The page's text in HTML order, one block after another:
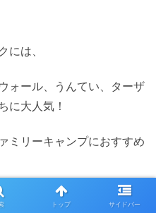
には、
ォール、うんてい、ターザ
に大人気！
ミリーキャンプにおすすめ
トップ サイドバー